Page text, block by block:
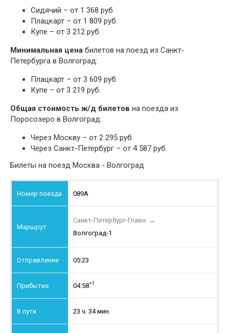
Сидячий – от 1 368 руб.
Плацкарт – от 1 809 руб.
Купе – от 3 212 руб.
Минимальная цена билетов на поезд из Санкт-
Петербурга в Волгоград:
Плацкарт – от 3 609 руб.
Купе – от 3 219 руб.
Общая стоимость ж/д билетов на поезда из
Поросозеро в Волгоград:
Через Москву – от 2 295 руб.
Через Санкт-Петербург – от 4 587 руб.
Билеты на поезд Москва - Волгоград
089А
Санкт-Петербург-Главн. →
Волгоград-1
05:23
04:58+1
23 ч. 34 мин.